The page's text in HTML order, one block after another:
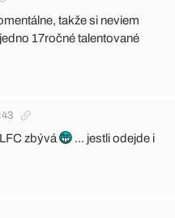
takže si neviem
17ročné talentované
zbývá
... jestli odejde i